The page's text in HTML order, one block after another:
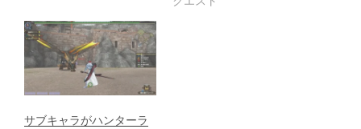
サブキャラがハンターラ